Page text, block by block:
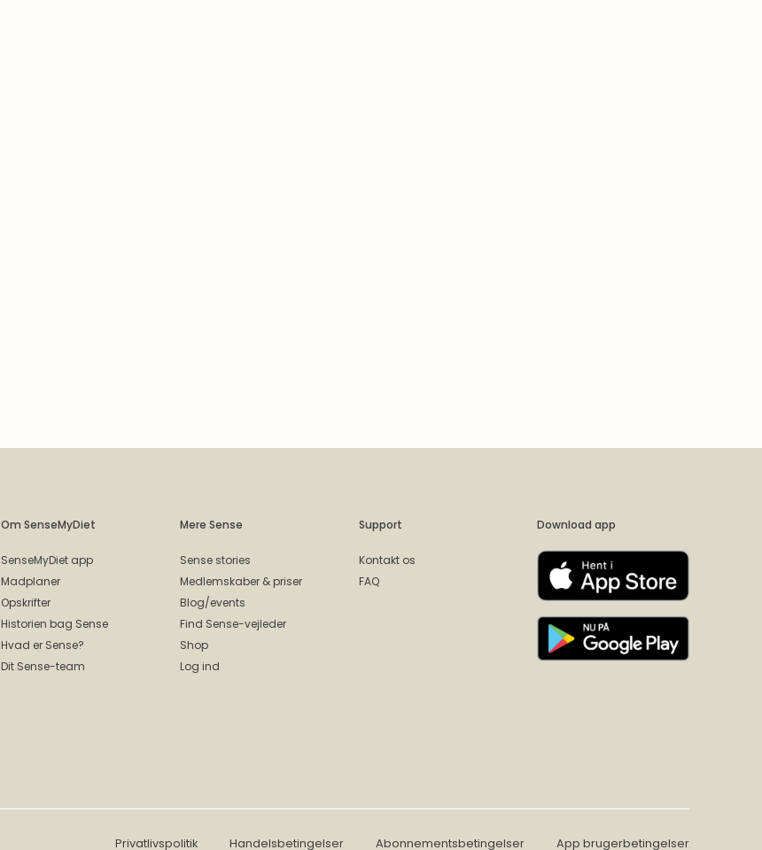
Om SenseMyDiet
SenseMyDiet app
Madplaner
Opskrifter
Historien bag Sense
Hvad er Sense?
Dit Sense-team
Mere Sense
Sense stories
Medlemskaber & priser
Blog/events
Find Sense-vejleder
Shop
Log ind
Support
Kontakt os
FAQ
Download app
Privatlivspolitik Handelsbetingelser Abonnementsbetingelser App brugerbetingelser